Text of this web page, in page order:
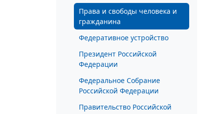
Права и свободы человека и
гражданина
Федеративное устройство
Президент Российской
Федерации
Федеральное Собрание
Российской Федерации
Правительство Российской